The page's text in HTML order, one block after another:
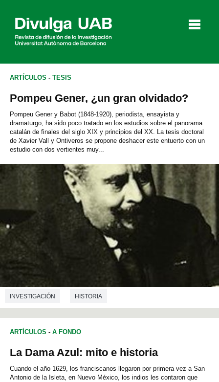
Artículos Entrevistas
Agenda
English Català
BUSCAR
ARTÍCULOS - TESIS
Pompeu Gener, ¿un gran olvidado?
Pompeu Gener y Babot (1848-1920), periodista, ensayista y
dramaturgo, ha sido poco tratado en los estudios sobre el panorama
catalán de finales del siglo XIX y principios del XX. La tesis doctoral
de Xavier Vall y Ontiveros se propone deshacer este entuerto con un
estudio con dos vertientes muy...
INVESTIGACIÓN HISTORIA
ARTÍCULOS - A FONDO
La Dama Azul: mito e historia
Cuando el año 1629, los franciscanos llegaron por primera vez a San
Antonio de la Isleta, en Nuevo México, los indios les contaron que